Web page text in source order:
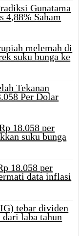
Gunatama
4,88% Saham
melemah di
suku bunga ke
Tekanan
Per Dolar
18.058 per
suku bunga
18.058 per
data inflasi
tebar dividen
laba tahun